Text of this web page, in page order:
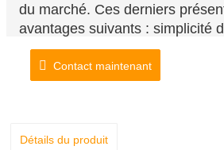
du marché. Ces derniers
avantages suivants : simplicité
fluidité, faible risque de
d'entretien et faible taux
Contact maintenant
Détails du produit